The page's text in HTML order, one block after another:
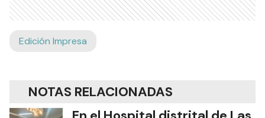
Edición Impresa
NOTAS RELACIONADAS